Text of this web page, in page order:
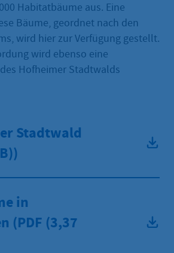
Habitatbäume aus. Eine
Bäume, geordnet nach den
wird hier zur Verfügung gestellt.
wird ebenso eine
Hofheimer Stadtwalds
Stadtwald
in
(PDF (3,37